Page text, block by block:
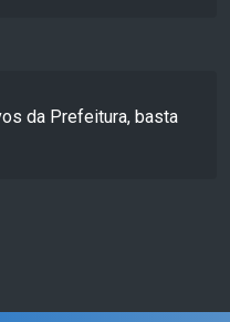
da Prefeitura, basta